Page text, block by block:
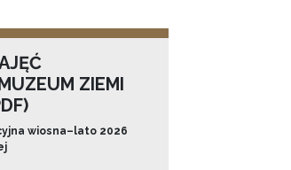
ZIEMI
wiosna–lato 2026